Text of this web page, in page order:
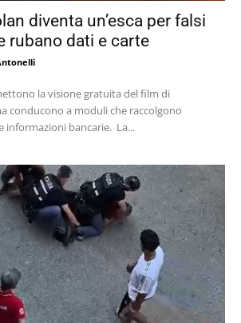
diventa un’esca per falsi
rubano dati e carte
la visione gratuita del film di
conducono a moduli che raccolgono
credenziali personali e informazioni bancarie. La...